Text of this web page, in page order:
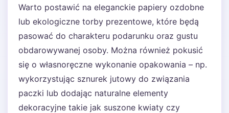
Warto postawić na eleganckie papiery ozdobne
lub ekologiczne torby prezentowe, które będą
pasować do charakteru podarunku oraz gustu
obdarowywanej osoby. Można również pokusić
się o własnoręczne wykonanie opakowania – np.
wykorzystując sznurek jutowy do związania
paczki lub dodając naturalne elementy
dekoracyjne takie jak suszone kwiaty czy